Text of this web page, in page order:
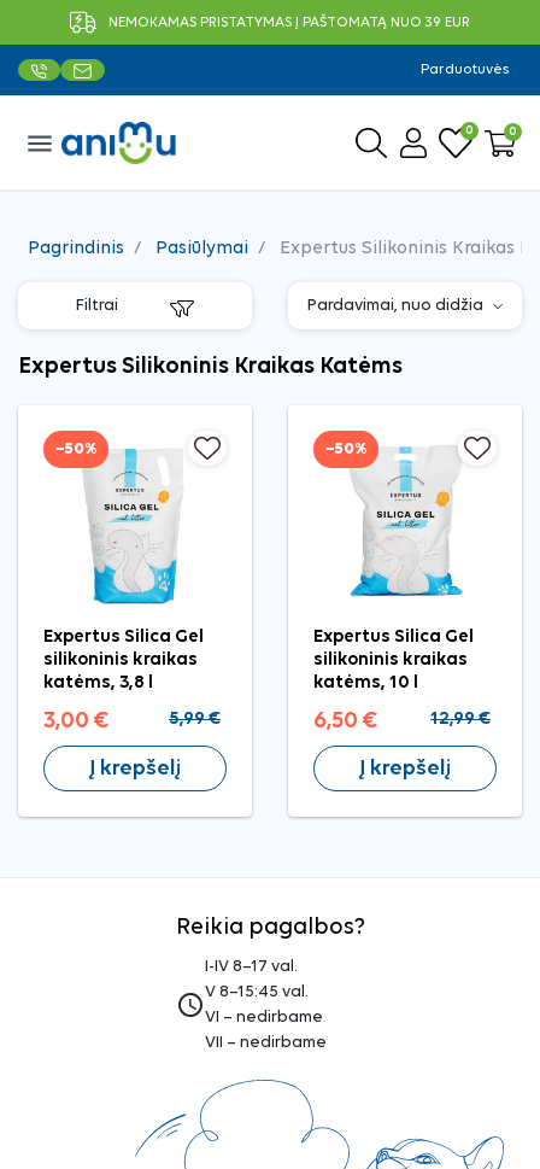
NEMOKAMAS PRISTATYMAS Į PAŠTOMATĄ NUO 39 EUR
Parduotuvės
menu 0 0
Pagrindinis Pasiūlymai Expertus Silikoninis Kraikas
Filtrai
Expertus Silikoninis Kraikas Katėms
−50%
Expertus Silica Gel
silikoninis kraikas
katėms, 3,8 l
3,00 € 5,99 €
Į krepšelį
−50%
Expertus Silica Gel
silikoninis kraikas
katėms, 10 l
6,50 € 12,99 €
Į krepšelį
Reikia pagalbos?
access_time
I-IV 8–17 val.
V 8–15:45 val.
VI – nedirbame
VII – nedirbame